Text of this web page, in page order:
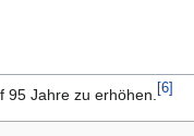
95 Jahre zu erhöhen. [6]